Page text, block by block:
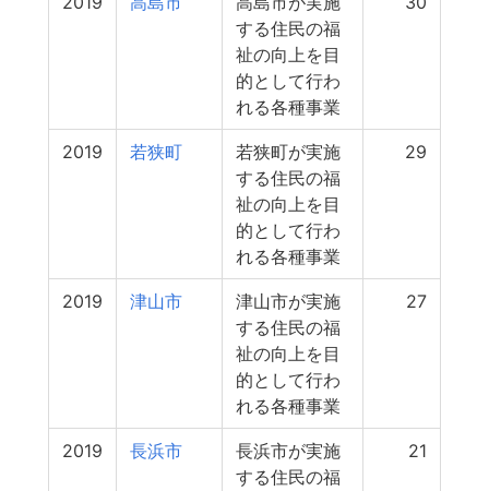
する住民の福
祉の向上を目
的として行わ
れる各種事業
2019 若狭町
若狭町が実施
する住民の福
祉の向上を目
的として行わ
れる各種事業
29
2019 津山市
津山市が実施
する住民の福
祉の向上を目
的として行わ
れる各種事業
27
2019 長浜市
長浜市が実施
する住民の福
21